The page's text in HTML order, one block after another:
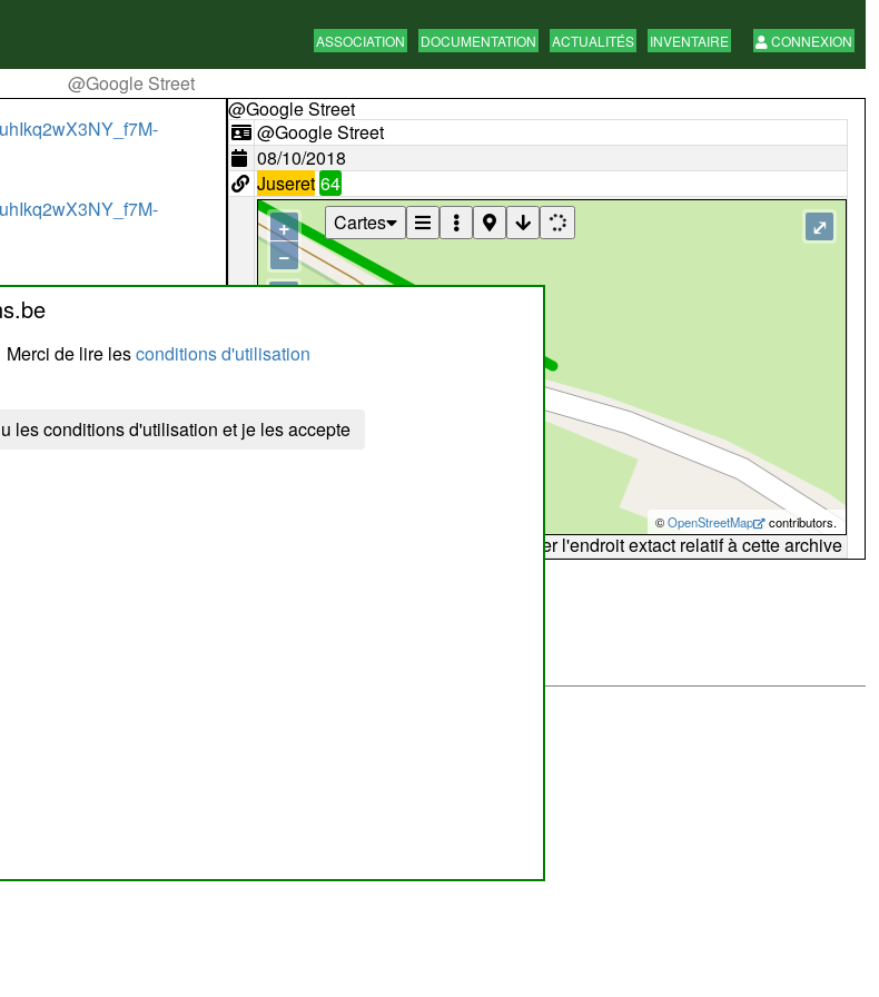
ASSOCIATION DOCUMENTATION ACTUALITÉS INVENTAIRE CONNEXION
@Google Street
Merci de lire lesconditions d'utilisation
les conditions d'utilisation et je les accepte
@Google Street
@Google Street
08/10/2018
Juseret 64
©OpenStreetMap contributors.
+
−
⤢
Cartes
: la carte peut ne pas refléter l'endroit extact relatif à cette archive